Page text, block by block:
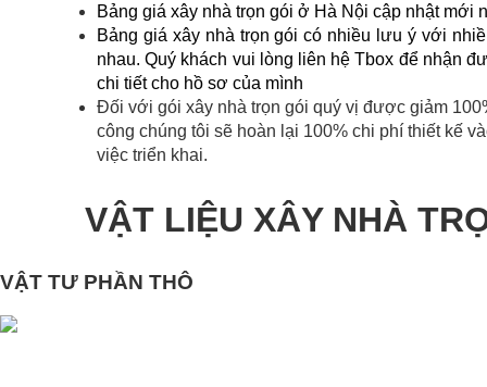
Bảng giá xây nhà trọn gói ở Hà Nội cập nhật mới
Bảng giá xây nhà trọn gói có nhiều lưu ý với
nhau. Quý khách vui lòng liên hệ Tbox để nhận
chi tiết cho hồ sơ của mình
Đối với gói xây nhà trọn gói quý vị được giảm
công chúng tôi sẽ hoàn lại 100% chi phí thiết kế
việc triển khai.
VẬT LIỆU XÂY NHÀ
VẬT TƯ PHẦN THÔ